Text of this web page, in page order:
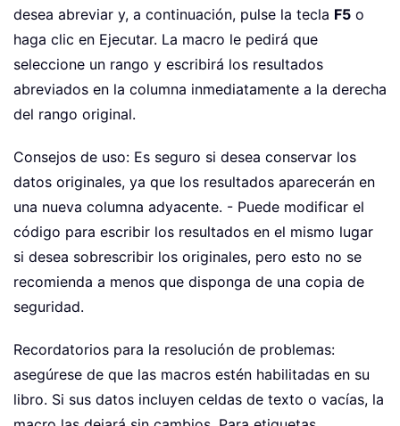
desea abreviar y, a continuación, pulse la tecla F5 o
haga clic en Ejecutar. La macro le pedirá que
seleccione un rango y escribirá los resultados
abreviados en la columna inmediatamente a la derecha
del rango original.
Consejos de uso: Es seguro si desea conservar los
datos originales, ya que los resultados aparecerán en
una nueva columna adyacente. - Puede modificar el
código para escribir los resultados en el mismo lugar
si desea sobrescribir los originales, pero esto no se
recomienda a menos que disponga de una copia de
seguridad.
Recordatorios para la resolución de problemas:
asegúrese de que las macros estén habilitadas en su
libro. Si sus datos incluyen celdas de texto o vacías, la